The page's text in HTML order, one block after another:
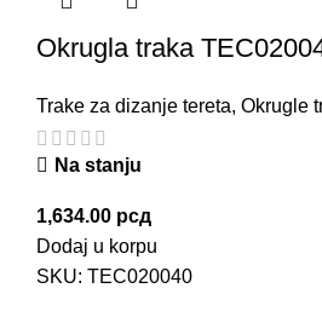
Okrugla traka
Trake za dizanje tereta, Okrugle
Na stanju
1,634.00 рсд
Dodaj u korpu
SKU: TEC020040